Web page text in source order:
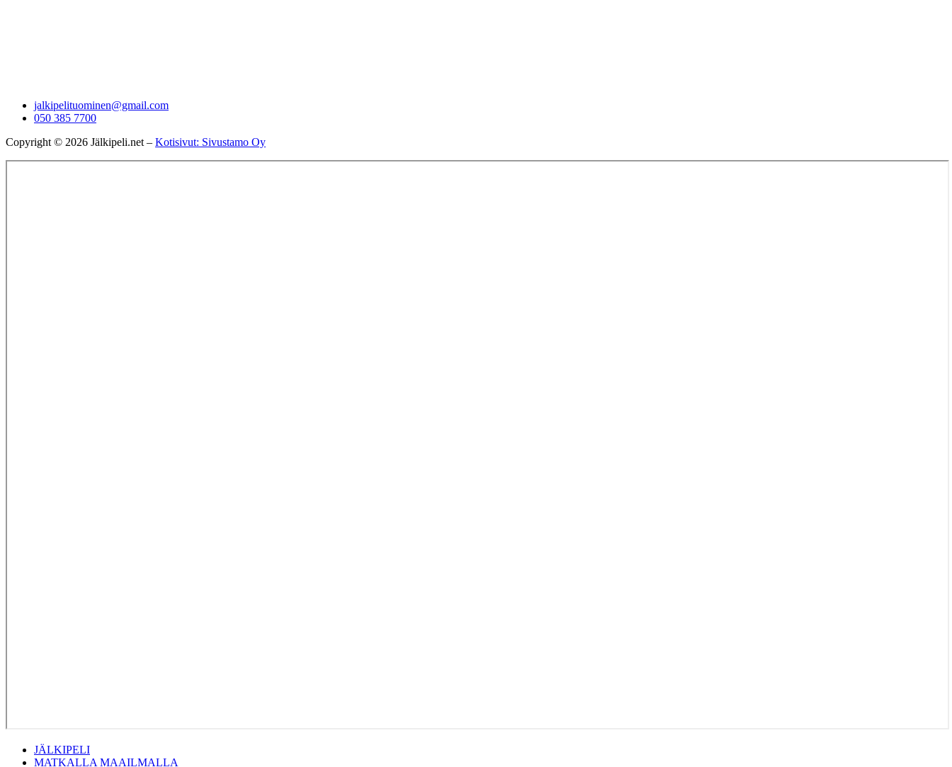
jalkipelituominen@gmail.com
050 385 7700
Copyright © 2026 Jälkipeli.net – Kotisivut: Sivustamo Oy
JÄLKIPELI
MATKALLA MAAILMALLA